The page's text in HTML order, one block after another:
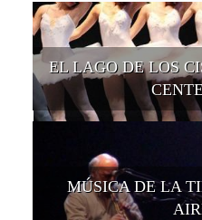
EL LAGO DE LOS
MÚSICA DE LA